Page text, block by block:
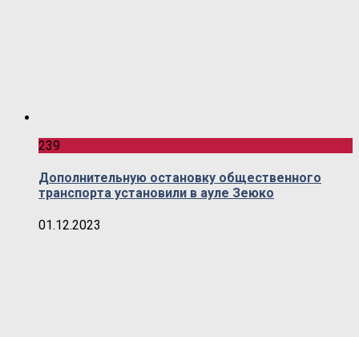
239
Дополнительную остановку общественного
транспорта установили в ауле Зеюко
01.12.2023